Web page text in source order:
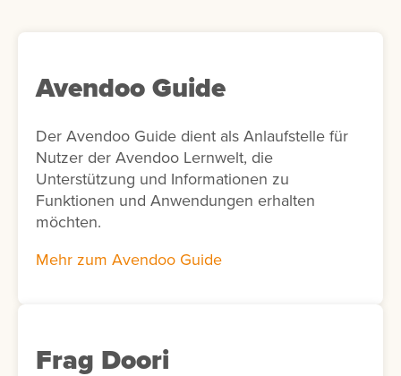
werden. In diesem Fall schlägt die KI
passende Interessen für die Nutzer vor. Ist
stattdessen alle verfügbaren Interessen
angezeigt.
Avendoo Guide
Der Avendoo Guide dient als Anlaufstelle für
Nutzer der Avendoo Lernwelt, die
Unterstützung und Informationen zu
Funktionen und Anwendungen erhalten
möchten.
Mehr zum Avendoo Guide
Frag Doori